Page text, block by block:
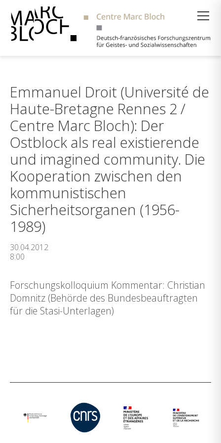
Emmanuel Droit (Université de
Haute-Bretagne Rennes 2 /
Centre Marc Bloch): Der
Ostblock als real existierende
und imagined community. Die
Kooperation zwischen den
kommunistischen
Sicherheitsorganen (1956-
1989)
30.04.2012
8:00
Forschungskolloquium Kommentar: Christian
Domnitz (Behörde des Bundesbeauftragten
für die Stasi-Unterlagen)